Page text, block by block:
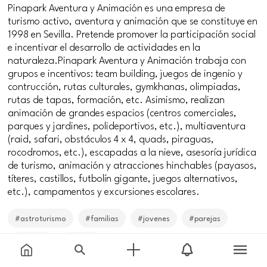
Pinapark Aventura y Animación es una empresa de
turismo activo, aventura y animación que se constituye en
1998 en Sevilla. Pretende promover la participación social
e incentivar el desarrollo de actividades en la
naturaleza.Pinapark Aventura y Animación trabaja con
grupos e incentivos: team building, juegos de ingenio y
contrucción, rutas culturales, gymkhanas, olimpiadas,
rutas de tapas, formación, etc. Asimismo, realizan
animación de grandes espacios (centros comerciales,
parques y jardines, polideportivos, etc.), multiaventura
(raid, safari, obstáculos 4 x 4, quads, piraguas,
rocodromos, etc.), escapadas a la nieve, asesoría jurídica
de turismo, animación y atracciones hinchables (payasos,
títeres, castillos, futbolín gigante, juegos alternativos,
etc.), campamentos y excursiones escolares.
#astroturismo #familias #jovenes #parejas
#seniors